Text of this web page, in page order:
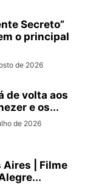
Secreto”
o principal
de 2026
de volta aos
e os...
de 2026
Aires | Filme